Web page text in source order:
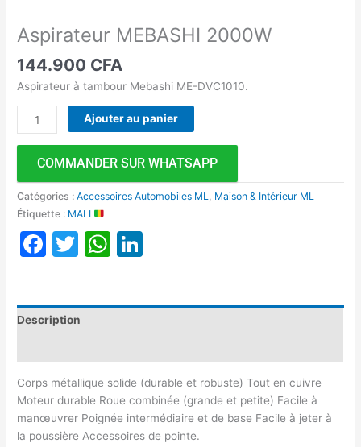
Aspirateur MEBASHI 2000W
144.900 CFA
Aspirateur à tambour Mebashi ME-DVC1010.
Ajouter au panier
COMMANDER SUR WHATSAPP
Catégories :Accessoires Automobiles ML, Maison & Intérieur ML
Étiquette : MALI
Facebook
TwitterWhatsApp
Description
Corps métallique solide (durable et robuste) Tout en cuivre
Moteur durable Roue combinée (grande et petite) Facile à
manœuvrer Poignée intermédiaire et de base Facile à jeter à
la poussière Accessoires de pointe.